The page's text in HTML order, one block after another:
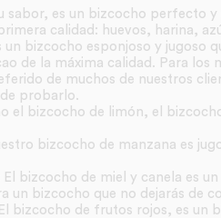
sabor, es un bizcocho perfecto
calidad: huevos, harina,
un bizcocho esponjoso y jugoso
de la máxima calidad. Para
de muchos de nuestros
probarlo.
el bizcocho de limón, el
bizcocho de manzana es
El bizcocho de miel y canela es
un bizcocho que no dejarás de
bizcocho de frutos rojos, es un